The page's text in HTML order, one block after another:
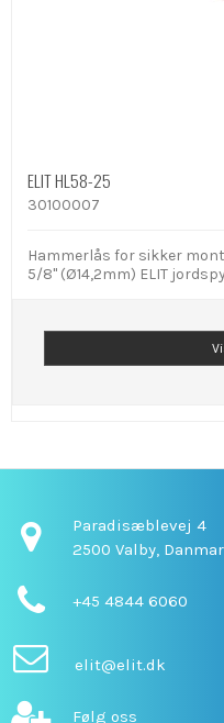
ELIT HL58-25
30100007
Hammerlås for sikker
5/8" (Ø14,2mm) ELIT
Paradisæblevej 4
2500 Valby,
+45 4844 6060
elit@elit.dk
Følg oss